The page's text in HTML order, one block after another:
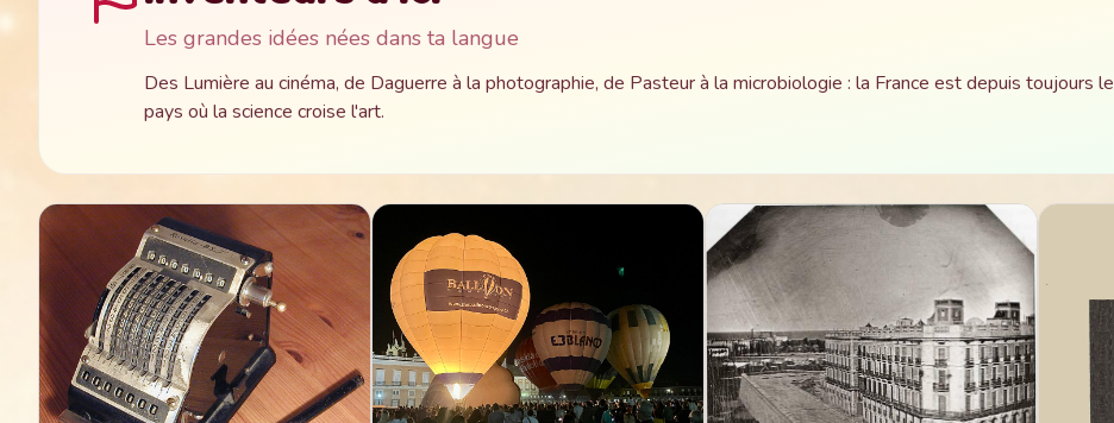
Les grandes idées nées dans ta langue
Des Lumière au cinéma, de Daguerre à la photographie, de Pasteur à la microbiologie : la France est depuis toujours le
pays où la science croise l'art.